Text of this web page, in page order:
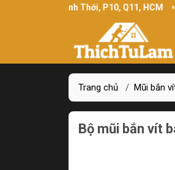
234 Bình Thới, P10, Q11, HCM Sản
Trang chủ / Mũi bắn
Bộ mũi bắn vít